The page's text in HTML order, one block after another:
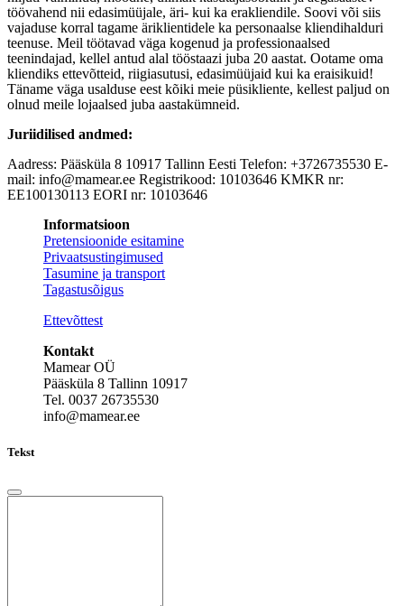
töövahend nii edasimüüjale, äri- kui ka erakliendile. Soovi või siis
vajaduse korral tagame äriklientidele ka personaalse kliendihalduri
teenuse. Meil töötavad väga kogenud ja professionaalsed
teenindajad, kellel antud alal tööstaazi juba 20 aastat. Ootame oma
kliendiks ettevõtteid, riigiasutusi, edasimüüjaid kui ka eraisikuid!
Täname väga usalduse eest kõiki meie püsikliente, kellest paljud on
olnud meile lojaalsed juba aastakümneid.
Juriidilised andmed:
Aadress: Pääsküla 8 10917 Tallinn Eesti Telefon: +3726735530 E-
mail: info@mamear.ee Registrikood: 10103646 KMKR nr:
EE100130113 EORI nr: 10103646
Informatsioon
Pretensioonide esitamine
Privaatsustingimused
Tasumine ja transport
Tagastusõigus
Ettevõttest
Kontakt
Mamear OÜ
Pääsküla 8 Tallinn 10917
Tel. 0037 26735530
info@mamear.ee
Tekst